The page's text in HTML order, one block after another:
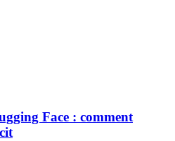
Face : comment